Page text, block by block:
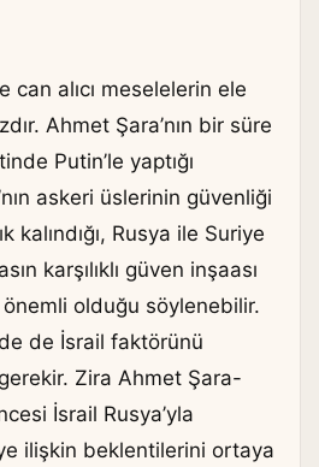
can alıcı meselelerin ele
Ahmet Şara’nın bir süre
Putin’le yaptığı
askeri üslerinin güvenliği
kalındığı, Rusya ile Suriye
karşılıklı güven inşaası
önemli olduğu söylenebilir.
de İsrail faktörünü
Zira Ahmet Şara-
İsrail Rusya’yla
ilişkin beklentilerini ortaya